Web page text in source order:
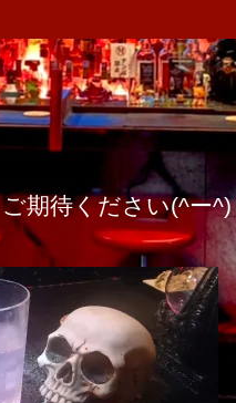
ｶ
ｸ
ﾃ
ﾙ
期待ください(^ー^)